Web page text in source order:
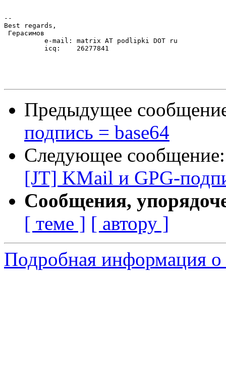
--
Best regards,
Герасимов
          e-mail: matrix AT podlipki DOT ru
          icq:    26277841
Предыдущее
подпись = base64
Следующее
[JT] KMail и GPG-
Сообщения,
[ теме ] [ автору ]
Подробная информация о